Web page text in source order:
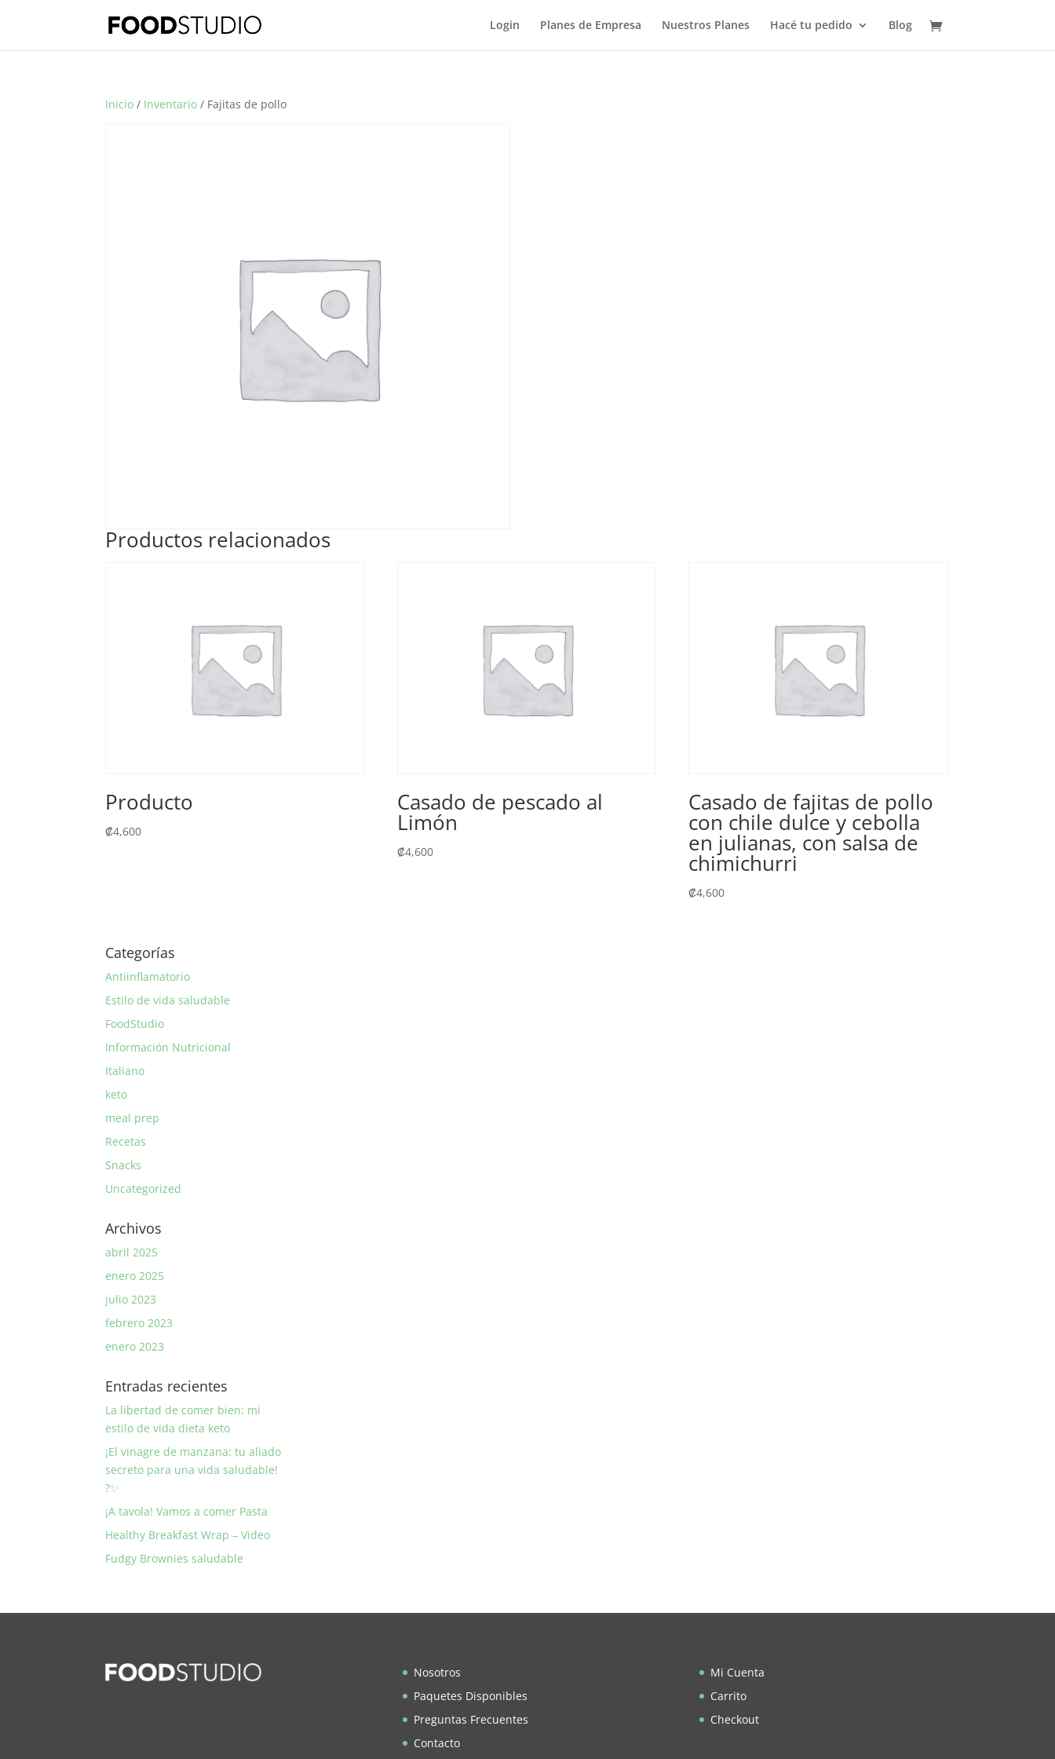
Login Planes de Empresa Nuestros Planes Hacé tu pedido Blog
Inicio / Inventario / Fajitas de pollo
Productos relacionados
Producto
₡4,600
Casado de pescado al
Limón
₡4,600
Casado de fajitas de pollo
con chile dulce y cebolla
en julianas, con salsa de
chimichurri
₡4,600
Categorías
Antiinflamatorio
Estilo de vida saludable
FoodStudio
Información Nutricional
Italiano
keto
meal prep
Recetas
Snacks
Uncategorized
Archivos
abril 2025
enero 2025
julio 2023
febrero 2023
enero 2023
Entradas recientes
La libertad de comer bien: mi
estilo de vida dieta keto
¡El vinagre de manzana: tu aliado
secreto para una vida saludable!
?✨
¡A tavola! Vamos a comer Pasta
Healthy Breakfast Wrap – Video
Fudgy Brownies saludable
Nosotros
Paquetes Disponibles
Preguntas Frecuentes
Contacto
Mi Cuenta
Carrito
Checkout